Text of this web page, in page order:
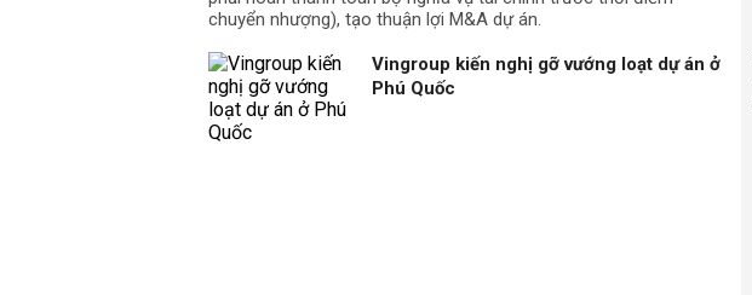
chuyển nhượng), tạo thuận lợi M&A dự án.
Vingroup kiến nghị gỡ vướng loạt dự án ở
Phú Quốc